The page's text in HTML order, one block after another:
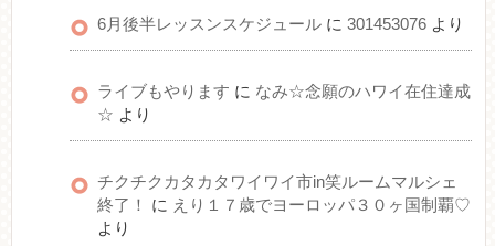
6月後半レッスンスケジュール に 301453076 より
ライブもやります に なみ☆念願のハワイ在住達成
☆ より
チクチクカタカタワイワイ市in笑ルームマルシェ
終了！
に えり１７歳でヨーロッパ３０ヶ国制覇♡
より